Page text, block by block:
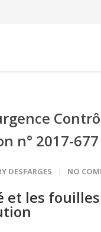
n° 2017-
DESFARGES NO
les